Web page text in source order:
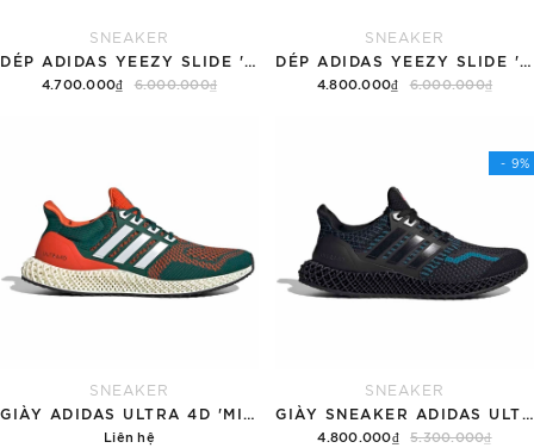
SNEAKER
4.700.000₫ 6.000.000₫
SNEAKER
4.800.000₫ 6.000.000₫
SNEAKER
Liên hệ
- 9%
SNEAKER
4.800.000₫ 5.300.000₫